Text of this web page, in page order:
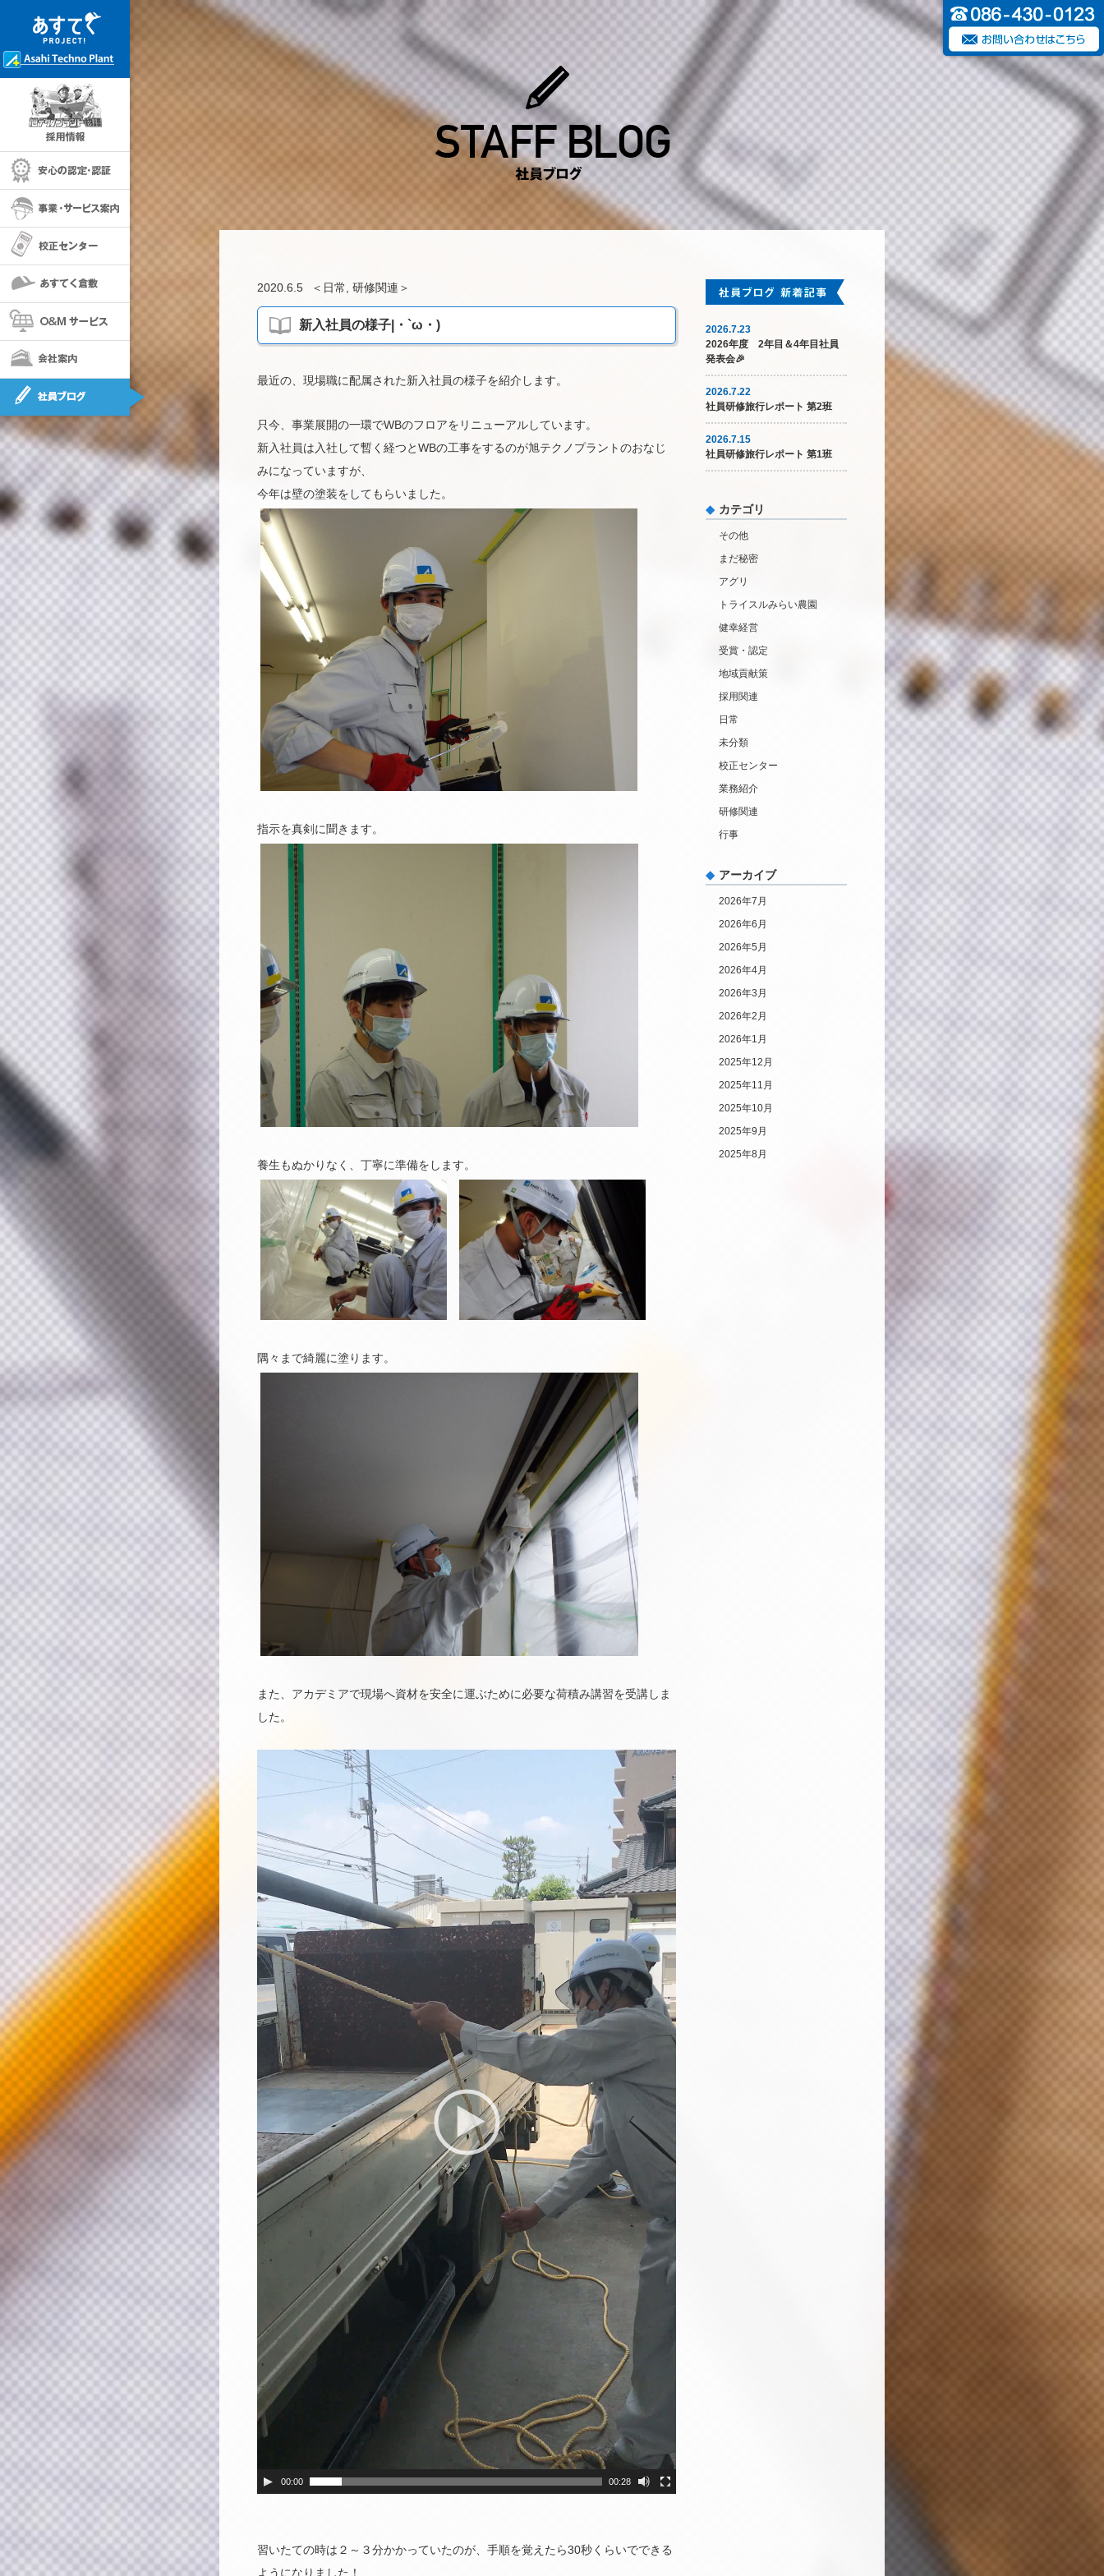
あすてく倉敷
社員ブログ
2020.6.5 ＜ 日常 研修関連 ＞
新入社員の様子|・`ω・)
最近の、現場職に配属された新入社員の様子を紹介します。
只今、事業展開の一環でWBのフロアをリニューアルしています。
新入社員は入社して暫く経つとWBの工事をするのが旭テクノプラントのおなじ
みになっていますが、
今年は壁の塗装をしてもらいました。
指示を真剣に聞きます。
養生もぬかりなく、丁寧に準備をします。
隅々まで綺麗に塗ります。
また、アカデミアで現場へ資材を安全に運ぶために必要な荷積み講習を受講しま
した。
レ
ー
ヤ
ー
00:00 00:28
習いたての時は２～３分かかっていたのが、手順を覚えたら30秒くらいでできる
ようになりました！
2026.7.23
2026年度 2年目＆4年目社員
発表会🎉
2026.7.22
社員研修旅行レポート 第2班
2026.7.15
社員研修旅行レポート 第1班
カテゴリ
その他
まだ秘密
アグリ
トライスルみらい農園
健幸経営
受賞・認定
地域貢献策
採用関連
日常
未分類
校正センター
業務紹介
研修関連
行事
アーカイブ
2026年7月
2026年6月
2026年5月
2026年4月
2026年3月
2026年2月
2026年1月
2025年12月
2025年11月
2025年10月
2025年9月
2025年8月